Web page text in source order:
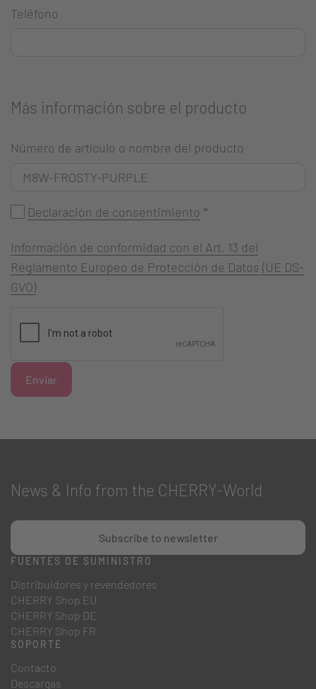
Teléfono
Más información sobre el producto
Número de artículo o nombre del producto
Declaración de consentimiento *
Información de conformidad con el Art. 13 del
Reglamento Europeo de Protección de Datos (UE DS-
GVO)
Enviar
News & Info from the CHERRY-World
Subscribe to newsletter
FUENTES DE SUMINISTRO
Distribuidores y revendedores
CHERRY Shop EU
CHERRY Shop DE
CHERRY Shop FR
SOPORTE
Contacto
Descargas